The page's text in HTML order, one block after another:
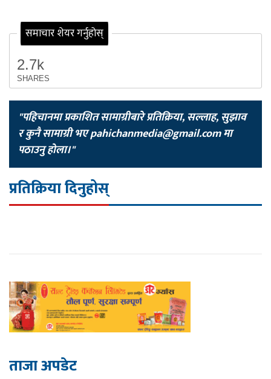
समाचार शेयर गर्नुहोस्
2.7k
SHARES
"पहिचानमा प्रकाशित सामाग्रीबारे प्रतिक्रिया, सल्लाह, सुझाव
र कुनै सामाग्री भएpahichanmedia@gmail.comमा
पठाउनु होला।"
प्रतिक्रिया दिनुहोस्
ताजा अपडेट